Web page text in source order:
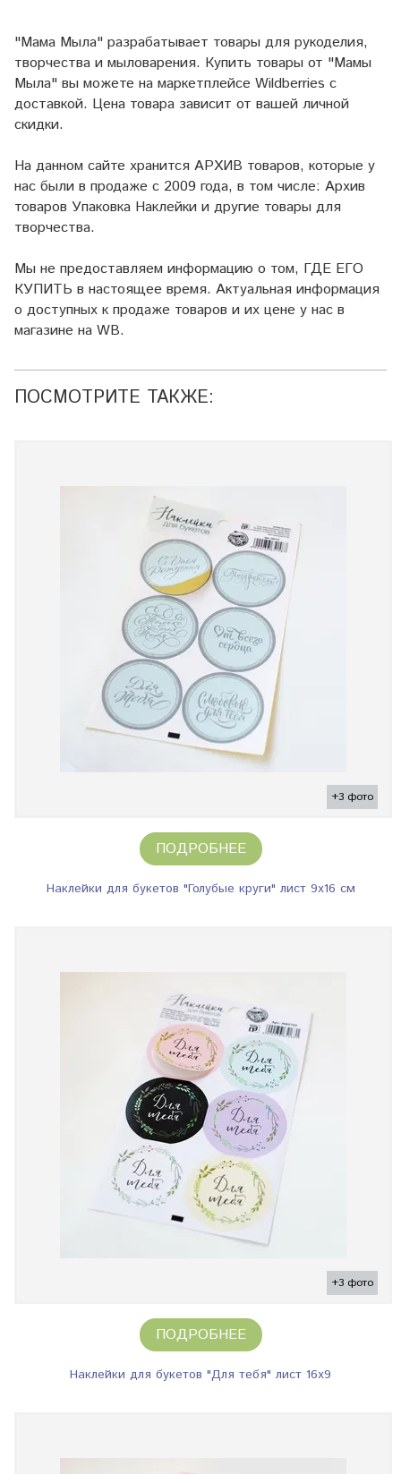
"Мама Мыла" разрабатывает товары для рукоделия,
творчества и мыловарения. Купить товары от "Мамы
Мыла" вы можете на маркетплейсе Wildberries с
доставкой. Цена товара зависит от вашей личной
скидки.
На данном сайте хранится АРХИВ товаров, которые у
нас были в продаже с 2009 года, в том числе: Архив
товаров Упаковка Наклейки и другие товары для
творчества.
Мы не предоставляем информацию о том, ГДЕ ЕГО
КУПИТЬ в настоящее время. Актуальная информация
о доступных к продаже товаров и их цене у нас в
магазине на WB.
ПОСМОТРИТЕ ТАКЖЕ:
+3 фото
ПОДРОБНЕЕ
Наклейки для букетов "Голубые круги" лист 9х16 см
+3 фото
ПОДРОБНЕЕ
Наклейки для букетов "Для тебя" лист 16х9